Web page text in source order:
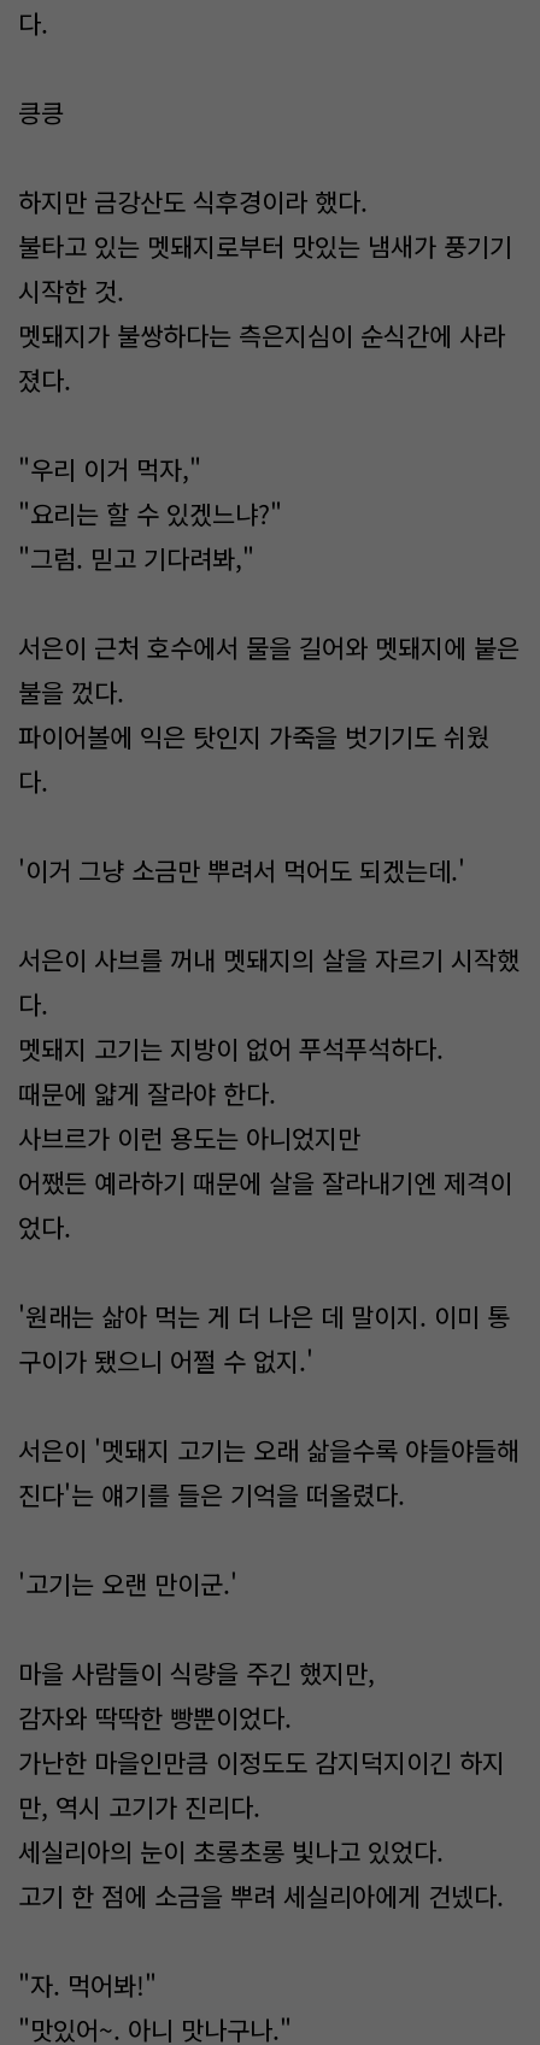
다.
킁킁
하지만 금강산도 식후경이라 했다.
불타고 있는 멧돼지로부터 맛있는 냄새가 풍기기
시작한 것.
멧돼지가 불쌍하다는 측은지심이 순식간에 사라
졌다.
"우리 이거 먹자,"
"요리는 할 수 있겠느냐?"
"그럼. 믿고 기다려봐,"
서은이 근처 호수에서 물을 길어와 멧돼지에 붙은
불을 껐다.
파이어볼에 익은 탓인지 가죽을 벗기기도 쉬웠
다.
'이거 그냥 소금만 뿌려서 먹어도 되겠는데.'
서은이 사브를 꺼내 멧돼지의 살을 자르기 시작했
다.
멧돼지 고기는 지방이 없어 푸석푸석하다.
때문에 얇게 잘라야 한다.
사브르가 이런 용도는 아니었지만
어쨌든 예라하기 때문에 살을 잘라내기엔 제격이
었다.
'원래는 삶아 먹는 게 더 나은 데 말이지. 이미 통
구이가 됐으니 어쩔 수 없지.'
서은이 '멧돼지 고기는 오래 삶을수록 야들야들해
진다'는 얘기를 들은 기억을 떠올렸다.
'고기는 오랜 만이군.'
마을 사람들이 식량을 주긴 했지만,
감자와 딱딱한 빵뿐이었다.
가난한 마을인만큼 이정도도 감지덕지이긴 하지
만, 역시 고기가 진리다.
세실리아의 눈이 초롱초롱 빛나고 있었다.
고기 한 점에 소금을 뿌려 세실리아에게 건넸다.
"자. 먹어봐!"
"맛있어~. 아니 맛나구나."